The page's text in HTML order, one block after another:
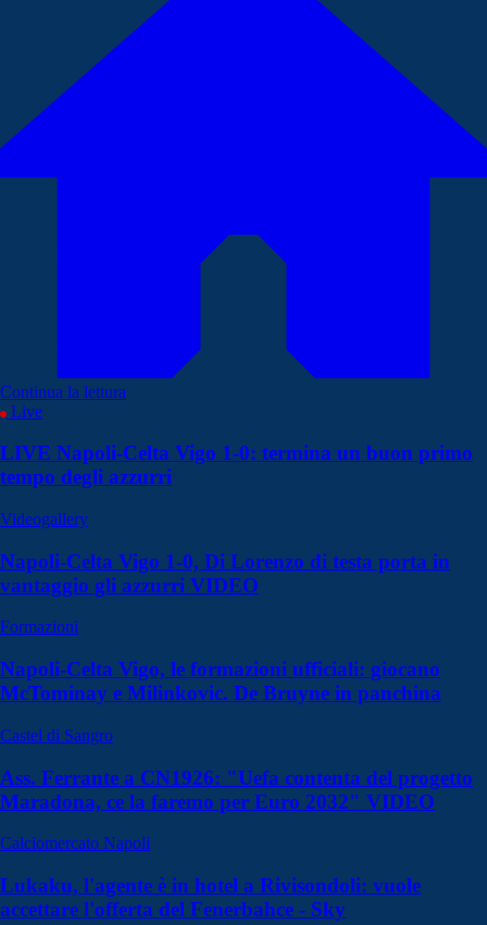
Continua la lettura
Live
LIVE Napoli-Celta Vigo 1-0: termina un buon primo
tempo degli azzurri
Videogallery
Napoli-Celta Vigo 1-0, Di Lorenzo di testa porta in
vantaggio gli azzurri VIDEO
Formazioni
Napoli-Celta Vigo, le formazioni ufficiali: giocano
McTominay e Milinkovic. De Bruyne in panchina
Castel di Sangro
Ass. Ferrante a CN1926: "Uefa contenta del progetto
Maradona, ce la faremo per Euro 2032" VIDEO
Calciomercato Napoli
Lukaku, l'agente è in hotel a Rivisondoli: vuole
accettare l'offerta del Fenerbahce - Sky